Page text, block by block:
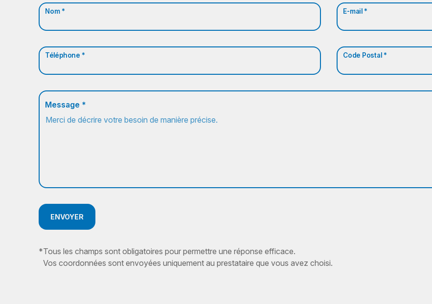
Nom * E-mail *
Téléphone * Code Postal *
Message *
ENVOYER
*Tous les champs sont obligatoires pour permettre une réponse efficace.
Vos coordonnées sont envoyées uniquement au prestataire que vous avez choisi.